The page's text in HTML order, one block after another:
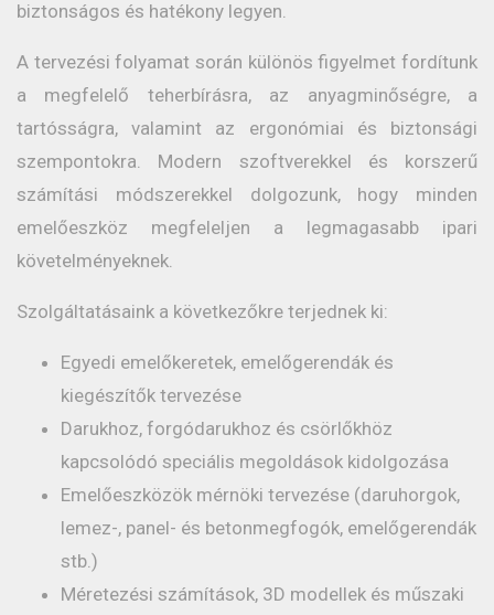
biztonságos és hatékony legyen.
A tervezési folyamat során különös figyelmet fordítunk
a megfelelő teherbírásra, az anyagminőségre, a
tartósságra, valamint az ergonómiai és biztonsági
szempontokra. Modern szoftverekkel és korszerű
számítási módszerekkel dolgozunk, hogy minden
emelőeszköz megfeleljen a legmagasabb ipari
követelményeknek.
Szolgáltatásaink a következőkre terjednek ki:
Egyedi emelőkeretek, emelőgerendák és
kiegészítők tervezése
Darukhoz, forgódarukhoz és csörlőkhöz
kapcsolódó speciális megoldások kidolgozása
Emelőeszközök mérnöki tervezése (daruhorgok,
lemez-, panel- és betonmegfogók, emelőgerendák
stb.)
Méretezési számítások, 3D modellek és műszaki